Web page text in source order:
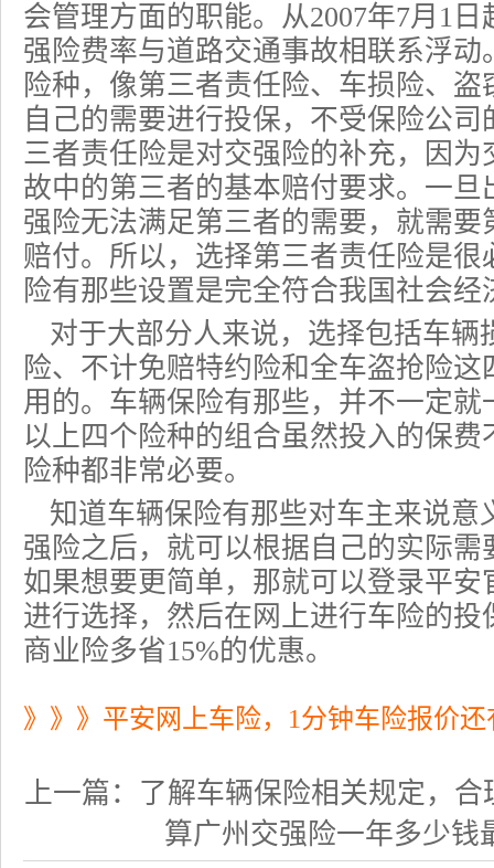
会管理方面的职能。从2007年7月1
强险费率与道路交通事故相联系浮
险种，像第三者责任险、车损险、
自己的需要进行投保，不受保险公
三者责任险是对交强险的补充，因
故中的第三者的基本赔付要求。一
强险无法满足第三者的需要，就需
赔付。所以，选择第三者责任险是
险有那些设置是完全符合我国社会经
对于大部分人来说，选择包括车辆
险、不计免赔特约险和全车盗抢险
用的。车辆保险有那些，并不一定
以上四个险种的组合虽然投入的保
险种都非常必要。
知道车辆保险有那些对车主来说意
强险之后，就可以根据自己的实际
如果想要更简单，那就可以登录平安
进行选择，然后在网上进行车险的
商业险多省15%的优惠。
》》》平安网上车险，1分钟车险报价
上一篇： 了解车辆保险相关规定，合
算广州交强险一年多少钱